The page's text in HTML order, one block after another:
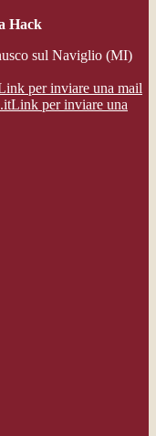
Hack
sul Naviglio (MI)
per inviare una mail
Link per inviare una